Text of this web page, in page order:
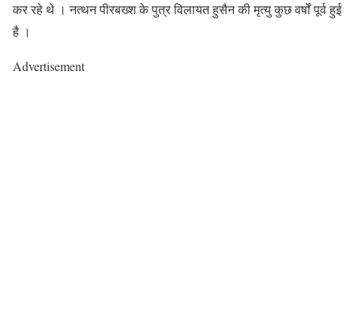
कर रहे थे । नत्थन पीरबख्श के पुत्र विलायत हुसैन की मृत्यु कुछ वर्षों पूर्व हुई
है ।
Advertisement